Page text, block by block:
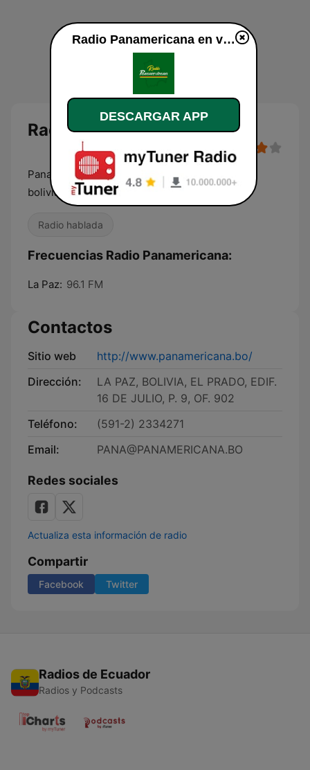
Radio Panamericana
Panamericana… 46 años en el corazón de los
bolivianos
Radio hablada
Frecuencias Radio Panamericana:
La Paz: 96.1 FM
Contactos
Sitio web
http://www.panamericana.bo/
Dirección:
LA PAZ, BOLIVIA, EL PRADO, EDIF.
16 DE JULIO, P. 9, OF. 902
Teléfono:
(591-2) 2334271
Email:
PANA@PANAMERICANA.BO
Redes sociales
Actualiza esta información de radio
Compartir
Facebook Twitter
Radios de Ecuador
Radios y Podcasts
Radio Panamericana en vivo
DESCARGAR APP